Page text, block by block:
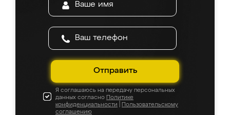
Отправить
Я соглашаюсь на передачу персональных
данных согласно Политике
конфиденциальности
Пользовательскому
соглашению